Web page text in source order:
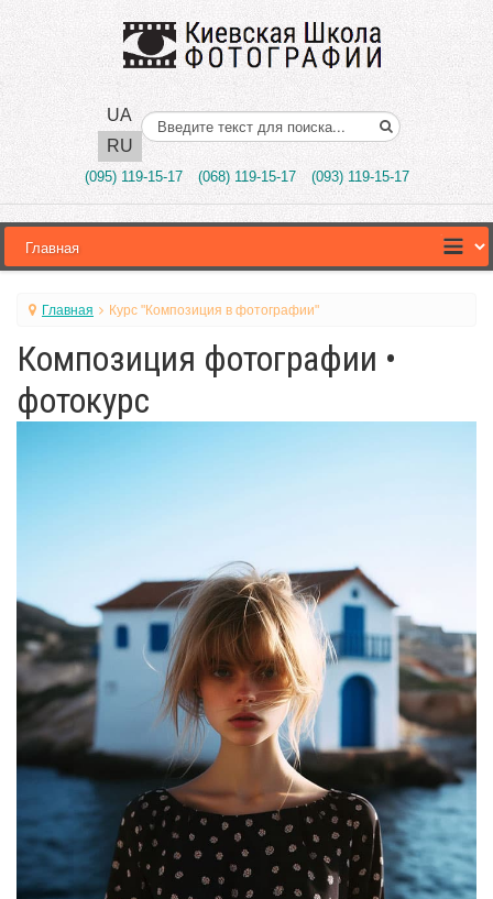
UA
RU
Поиск..
(095) 119-15-17 (068) 119-15-17 (093) 119-15-17
Главная Курс "Композиция в фотографии"
Композиция фотографии •
фотокурс